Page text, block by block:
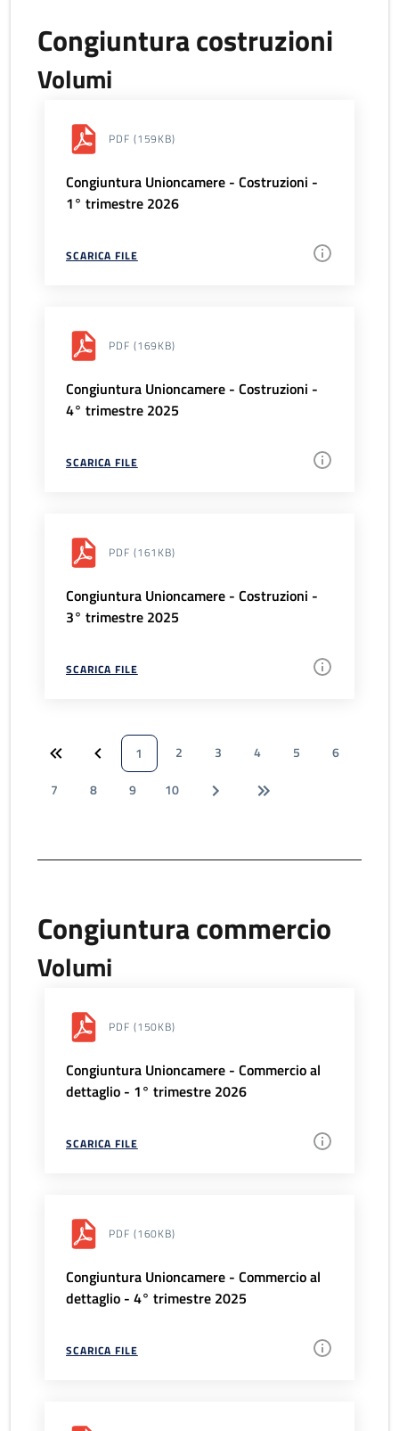
Congiuntura costruzioni
Volumi
PDF (159KB)
Congiuntura Unioncamere - Costruzioni -
1° trimestre 2026
SCARICA FILE
PDF (169KB)
Congiuntura Unioncamere - Costruzioni -
4° trimestre 2025
SCARICA FILE
PDF (161KB)
Congiuntura Unioncamere - Costruzioni -
3° trimestre 2025
SCARICA FILE
1 2 3 4 5
6
7
8 9 10
Congiuntura commercio
Volumi
PDF (150KB)
Congiuntura Unioncamere - Commercio al
dettaglio - 1° trimestre 2026
SCARICA FILE
PDF (160KB)
Congiuntura Unioncamere - Commercio al
dettaglio - 4° trimestre 2025
SCARICA FILE